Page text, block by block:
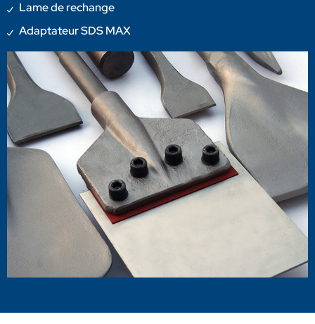
Lame de rechange
Adaptateur SDS MAX